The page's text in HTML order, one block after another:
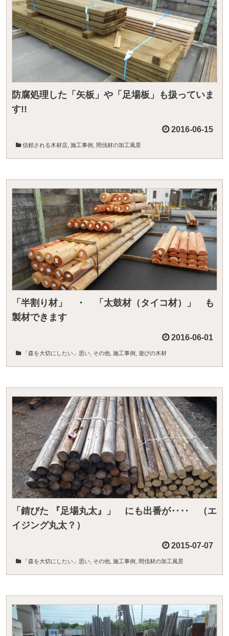
防腐処理した「矢板」や「足場板」も扱っていま
す!!
2016-06-15
信頼される木材店 施工事例 間伐材の加工風景
「半割り材」 ・ 「太鼓材（タイコ材）」 も
製材できます
2016-06-01
「森を大切にしたい」思い その他 施工事例 遊びの木材
「錆びた 『足場丸太』」 にも出番が‥‥ （エ
イジング丸太？）
2015-07-07
「森を大切にしたい」思い その他 施工事例 間伐材の加工風景